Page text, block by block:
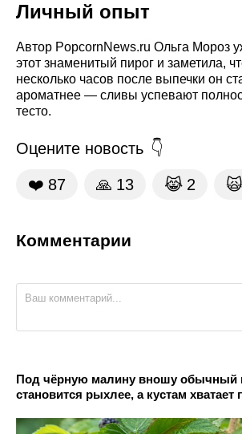
Личный опыт
Автор PopcornNews.ru Ольга Мороз
этот знаменитый пирог и заметила,
несколько часов после выпечки он
ароматнее — сливы успевают
тесто.
Оцените новость
❤️ 87 🙏 13 😹 2 🙀
Комментарии
Под чёрную малину вношу обычный
становится рыхлее, а кустам хватает